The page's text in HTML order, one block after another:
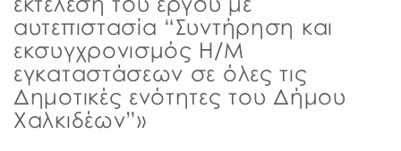
αυτεπιστασία “Συντήρηση και
εκσυγχρονισμός Η/Μ
εγκαταστάσεων σε όλες τις
Δημοτικές ενότητες του Δήμου
Χαλκιδέων”»